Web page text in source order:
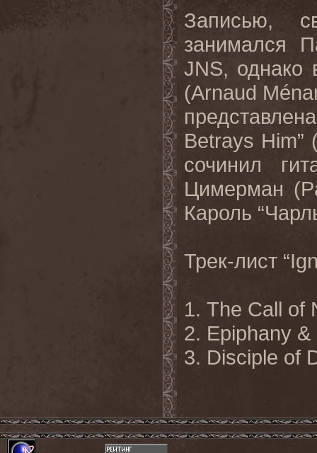
Записью,
занимался
JNS, однако
(Arnaud Mé
Betrays Him”
сочинил
Цимерман (
Кароль
Трек-лист
1. The Call of
2. Epiphany
3. Disciple of